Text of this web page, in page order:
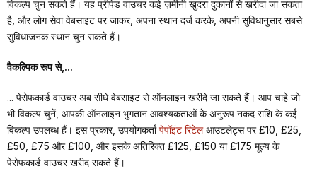
विकल्प चुन सकते हैं। यह प्रीपेड वाउचर कई ज़मीनी खुदरा दुकानों से खरीदा जा सकता
है, और लोग सेवा वेबसाइट पर जाकर, अपना स्थान दर्ज करके, अपनी सुविधानुसार सबसे
सुविधाजनक स्थान चुन सकते हैं।
वैकल्पिक रूप से,...
... पेसेफकार्ड वाउचर अब सीधे वेबसाइट से ऑनलाइन खरीदे जा सकते हैं। आप चाहे जो
भी विकल्प चुनें, आपकी ऑनलाइन भुगतान आवश्यकताओं के अनुरूप नकद राशि के कई
विकल्प उपलब्ध हैं। इस प्रकार, उपयोगकर्तापेपॉइंट रिटेलआउटलेट्स पर £10, £25,
£50, £75 और £100, और इसके अतिरिक्त £125, £150 या £175 मूल्य के
पेसेफकार्ड वाउचर खरीद सकते हैं।